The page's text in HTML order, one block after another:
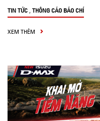
TIN TỨC , THÔNG CÁO BÁO CHÍ
XEM THÊM